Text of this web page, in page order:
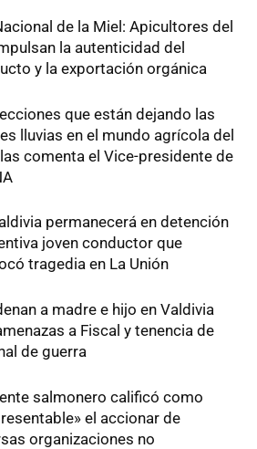
de la Miel: Apicultores del
la autenticidad del
y la exportación orgánica
que están dejando las
lluvias en el mundo agrícola del
comenta el Vice-presidente de
permanecerá en detención
joven conductor que
tragedia en La Unión
a madre e hijo en Valdivia
a Fiscal y tenencia de
de guerra
salmonero calificó como
el accionar de
organizaciones no